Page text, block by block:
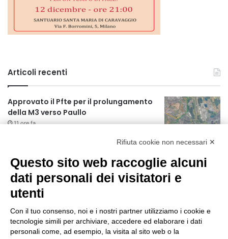
Articoli recenti
Approvato il Pfte per il prolungamento
della M3 verso Paullo
11 ore fa
75 anni di INFN. La comunità, la storia, il
futuro della ricerca in fisica
fondamentale in Italia
11 ore fa
Milano Aiuta Estate, 1600 prestazioni di
assistenza attivate
13 ore fa
Rifiuta cookie non necessari ✕
Questo sito web raccoglie alcuni
dati personali dei visitatori e
utenti
Con il tuo consenso, noi e i nostri partner utilizziamo i cookie e
tecnologie simili per archiviare, accedere ed elaborare i dati
personali come, ad esempio, la visita al sito web o la